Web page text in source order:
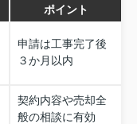
ポイント
申請は工事完了後
３か月以内
契約内容や売却全
般の相談に有効